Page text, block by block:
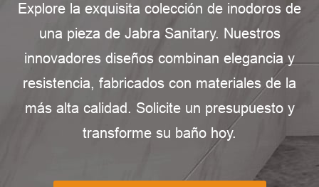
Explore la exquisita colección de inodoros de
una pieza de Jabra Sanitary. Nuestros
innovadores diseños combinan elegancia y
resistencia, fabricados con materiales de la
más alta calidad. Solicite un presupuesto y
transforme su baño hoy.